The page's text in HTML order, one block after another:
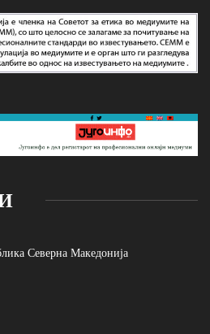
Северна Македонија